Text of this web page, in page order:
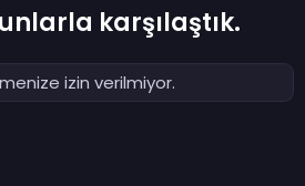
karşılaştık.
izin verilmiyor.